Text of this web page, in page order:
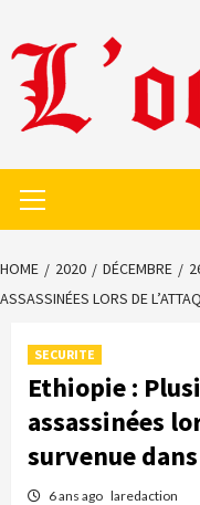
to
content
Menu
HOME 2020 DÉCEMBRE
ASSASSINÉES LORS DE
SECURITE
Ethiopie :
assassinées
survenue
6 ans ago laredaction